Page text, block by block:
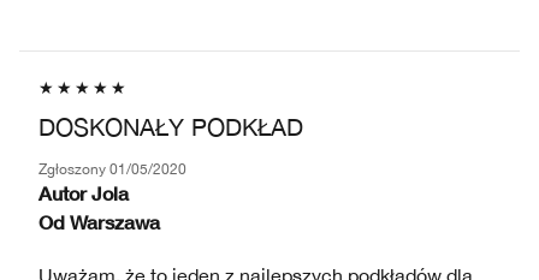
DOSKONAŁY PODKŁAD
Zgłoszony 01/05/2020
Autor Jola
Od Warszawa
Uważam, że to jeden z najlepszych podkładów dla